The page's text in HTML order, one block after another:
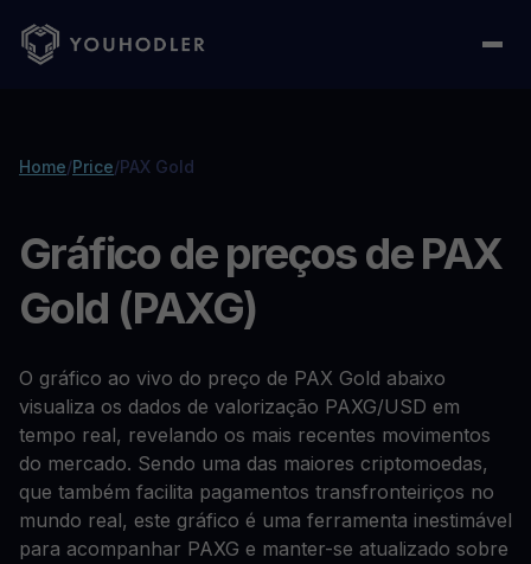
Home/Price/PAX Gold
Gráfico de preços de PAX
Gold (PAXG)
O gráfico ao vivo do preço de PAX Gold abaixo
visualiza os dados de valorização PAXG/USD em
tempo real, revelando os mais recentes movimentos
do mercado. Sendo uma das maiores criptomoedas,
que também facilita pagamentos transfronteiriços no
mundo real, este gráfico é uma ferramenta inestimável
para acompanhar PAXG e manter-se atualizado sobre